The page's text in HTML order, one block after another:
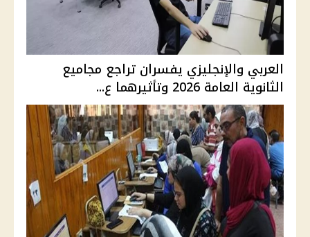
العربي والإنجليزي يفسران تراجع مجاميع
الثانوية العامة 2026 وتأثيرهما ع...